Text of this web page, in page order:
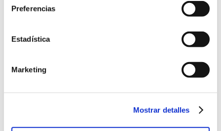
Preferencias
Estadística
Marketing
Mostrar detalles
28/07/26
ahora renuncian a ser jefes?